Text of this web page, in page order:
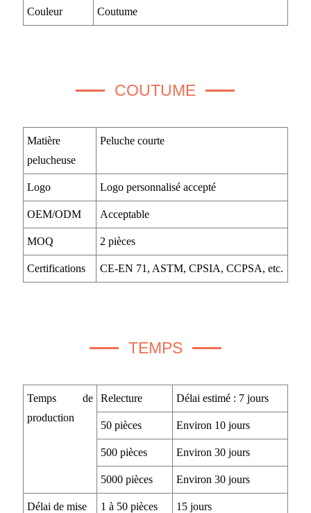
Couleur Coutume
COUTUME
Matière
pelucheuse
Peluche courte
Logo Logo personnalisé accepté
OEM/ODM Acceptable
MOQ 2 pièces
Certifications CE-EN 71, ASTM, CPSIA, CCPSA, etc.
TEMPS
Temps de
production
Relecture Délai estimé : 7 jours
50 pièces Environ 10 jours
500 pièces Environ 30 jours
5000 pièces Environ 30 jours
Délai de mise
1 à 50 pièces 15 jours